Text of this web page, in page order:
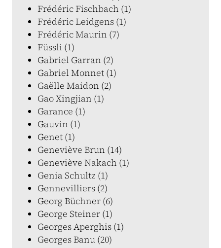
Frédéric Fischbach (1)
Frédéric Leidgens (1)
Frédéric Maurin (7)
Füssli (1)
Gabriel Garran (2)
Gabriel Monnet (1)
Gaëlle Maidon (2)
Gao Xingjian (1)
Garance (1)
Gauvin (1)
Genet (1)
Geneviève Brun (14)
Geneviève Nakach (1)
Genia Schultz (1)
Gennevilliers (2)
Georg Büchner (6)
George Steiner (1)
Georges Aperghis (1)
Georges Banu (20)